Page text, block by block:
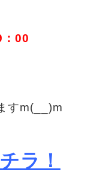
：00
すm(__)m
ラ！